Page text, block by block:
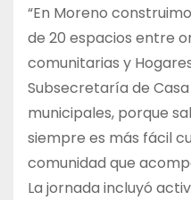
“En Moreno
de 20 espacios entre
comunitarias y
Subsecretaría de
municipales, porque
siempre es más fácil
comunidad que
La jornada incluyó